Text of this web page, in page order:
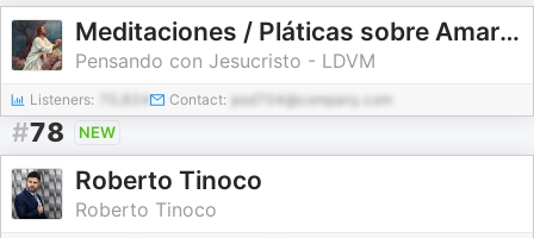
Meditaciones / Pláticas sobre Amar a Dios
Pensando con Jesucristo - LDVM
Listeners: Contact: pod704@company.com
#78 NEW
Roberto Tinoco
Roberto Tinoco